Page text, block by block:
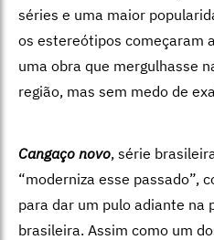
séries e uma maior
os estereótipos começaram
uma obra que mergulhasse
região, mas sem medo de
Cangaço novo, série
“moderniza esse passado”,
para dar um pulo adiante na
brasileira. Assim como um